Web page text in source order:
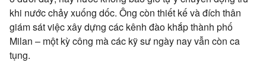
khi nước chảy xuống dốc. Ông còn thiết kế và đích thân
giám sát việc xây dựng các kênh đào khắp thành phố
Milan – một kỳ công mà các kỹ sư ngày nay vẫn còn ca
tụng.